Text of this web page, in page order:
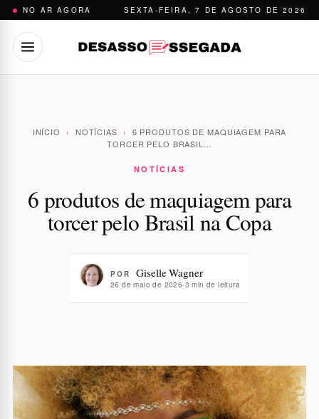
Pular
conteúdo
NO AR AGORA SEXTA-FEIRA, 7 DE AGOSTO DE 2026
INÍCIO › NOTÍCIAS ›
6 PRODUTOS DE MAQUIAGEM PARA
TORCER PELO BRASIL…
NOTÍCIAS
6 produtos de maquiagem para
torcer pelo Brasil na Copa
POR Giselle Wagner
26 de maio de 2026·3 min de leitura